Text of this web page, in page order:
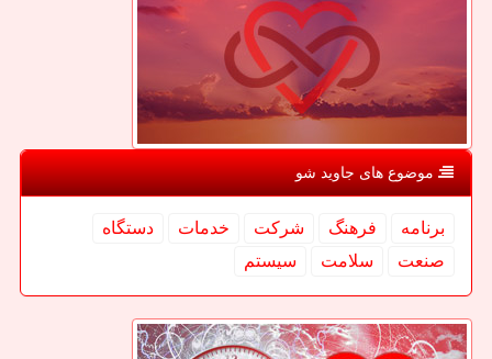
موضوع های جاوید شو
برنامه فرهنگ شركت خدمات
دستگاه
صنعت
سلامت سیستم